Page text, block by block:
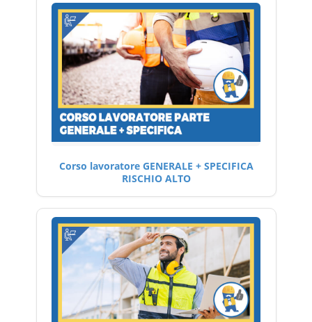
Corso lavoratore GENERALE + SPECIFICA
RISCHIO ALTO